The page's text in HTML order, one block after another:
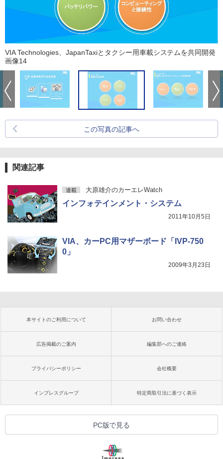
VIA Technologies、JapanTaxiとタクシー用車載システムを共同開発
画像14
この写真の記事へ
関連記事
連載 大原雄介のカーエレWatch
インフォテインメント・システム
2011年10月5日
VIA、カーPC用マザーボード「IVP-750
0」
2009年3月23日
本サイトのご利用について お問い合わせ
広告掲載のご案内 編集部へのご連絡
プライバシーポリシー 会社概要
インプレスグループ 特定商取引法に基づく表示
PC版で見る